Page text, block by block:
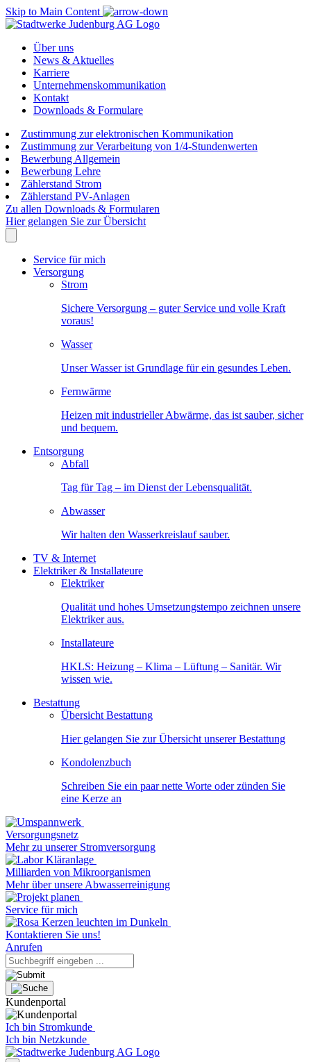
Skip to Main Content
Über uns
News & Aktuelles
Karriere
Unternehmenskommunikation
Kontakt
Downloads & Formulare
Zustimmung zur elektronischen Kommunikation
Zustimmung zur Verarbeitung von 1/4-Stundenwerten
Bewerbung Allgemein
Bewerbung Lehre
Zählerstand Strom
Zählerstand PV-Anlagen
Zu allen Downloads & Formularen
Hier gelangen Sie zur Übersicht
Service für mich
Versorgung
Strom
Sichere Versorgung – guter Service und volle Kraft
voraus!
Wasser
Unser Wasser ist Grundlage für ein gesundes Leben.
Fernwärme
Heizen mit industrieller Abwärme, das ist sauber, sicher
und bequem.
Entsorgung
Abfall
Tag für Tag – im Dienst der Lebensqualität.
Abwasser
Wir halten den Wasserkreislauf sauber.
TV & Internet
Elektriker & Installateure
Elektriker
Qualität und hohes Umsetzungstempo zeichnen unsere
Elektriker aus.
Installateure
HKLS: Heizung – Klima – Lüftung – Sanitär. Wir
wissen wie.
Bestattung
Übersicht Bestattung
Hier gelangen Sie zur Übersicht unserer Bestattung
Kondolenzbuch
Schreiben Sie ein paar nette Worte oder zünden Sie
eine Kerze an
Versorgungsnetz
Mehr zu unserer Stromversorgung
Milliarden von Mikroorganismen
Mehr über unsere Abwasserreinigung
Service für mich
Kontaktieren Sie uns!
Anrufen
Kundenportal
Ich bin Stromkunde
Ich bin Netzkunde